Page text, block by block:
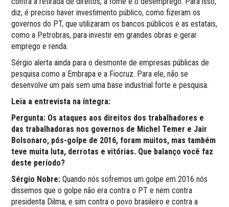
diz, é preciso haver investimento público, como fizeram os
governos do PT, que utilizaram os bancos públicos e as estatais,
como a Petrobras, para investir em grandes obras e gerar
emprego e renda.
Sérgio alerta ainda para o desmonte de empresas públicas de
pesquisa como a Embrapa e a Fiocruz. Para ele, não se
desenvolve um país sem uma base industrial forte e pesquisa.
Leia a entrevista na íntegra:
Pergunta: Os ataques aos direitos dos trabalhadores e
das trabalhadoras nos governos de Michel Temer e Jair
Bolsonaro, pós-golpe de 2016, foram muitos, mas também
teve muita luta, derrotas e vitórias. Que balanço você faz
deste período?
Sérgio Nobre: Quando nós sofremos um golpe em 2016 nós
dissemos que o golpe não era contra o PT e nem contra
presidenta Dilma, e sim contra o povo brasileiro e contra a